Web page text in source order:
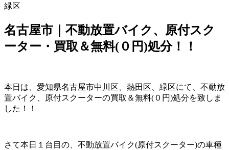
緑区
名古屋市｜不動放置バイク、原付スク
ーター・買取＆無料(０円)処分！！
本日は、愛知県名古屋市中川区、熱田区、緑区にて、不動放
置バイク、原付スクーターの買取＆無料(０円)処分を致しま
した！！
さて本日１台目の、不動放置バイク(原付スクーター)の車種